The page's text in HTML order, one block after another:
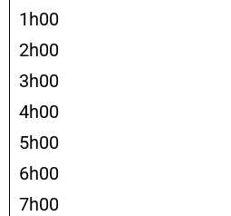
1h00
2h00
3h00
4h00
5h00
6h00
7h00